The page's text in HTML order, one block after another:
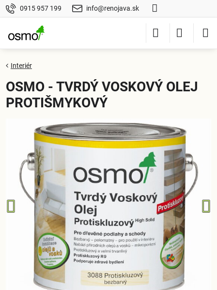
0915 957 199 info@renojava.sk
Interiér
OSMO - TVRDÝ VOSKOVÝ OLEJ
PROTIŠMYKOVÝ